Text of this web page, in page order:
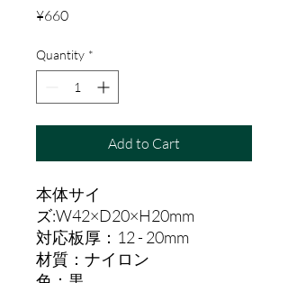
¥660Price
Quantity *
Add to Cart
本体サイ
ズ:W42×D20×H20mm
対応板厚：12 - 20mm
材質：ナイロン